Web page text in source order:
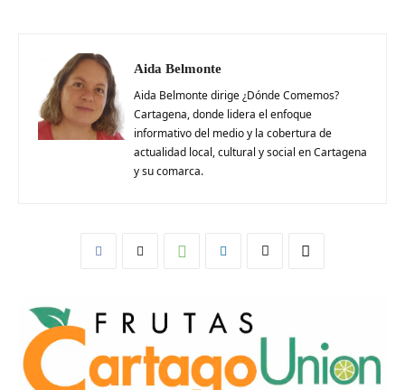
Aida Belmonte
Aida Belmonte dirige ¿Dónde Comemos?
Cartagena, donde lidera el enfoque
informativo del medio y la cobertura de
actualidad local, cultural y social en Cartagena
y su comarca.